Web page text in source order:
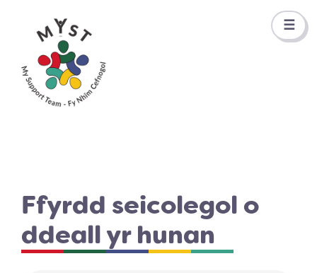
☰
Ffyrdd seicolegol o
ddeall yr hunan